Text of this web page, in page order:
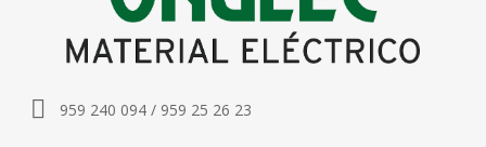
959 240 094 / 959 25 26 23